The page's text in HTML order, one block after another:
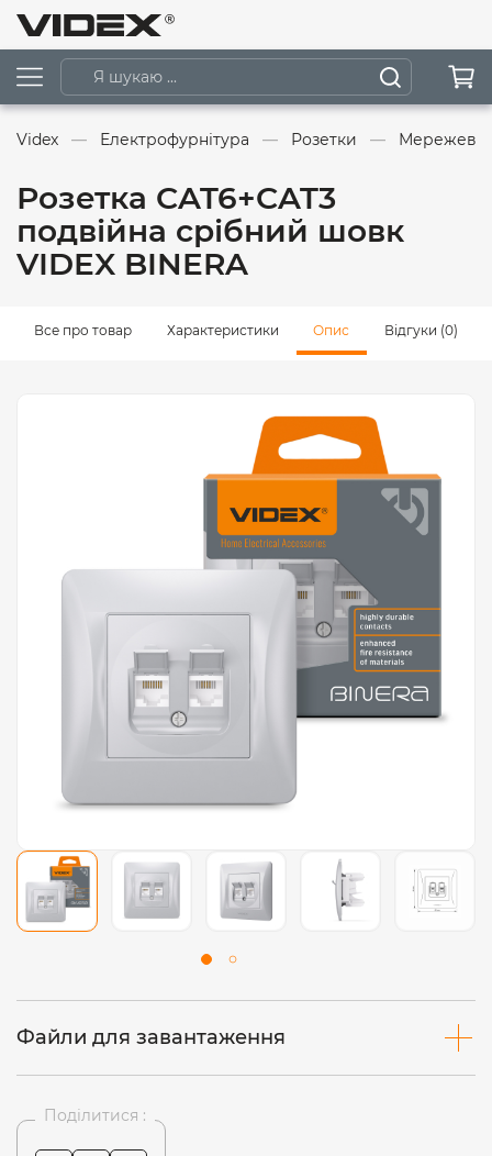
Videx Електрофурнітура Розетки Мережеві
Розетка CAT6+CAT3
подвійна срібний шовк
VIDEX BINERA
Все про товар Характеристики Опис Відгуки (0)
Файли для завантаження
Поділитися :